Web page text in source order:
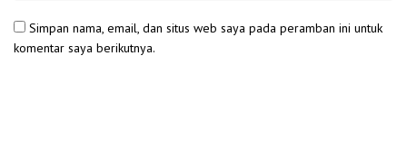
Simpan nama, email, dan situs web saya pada peramban ini untuk
komentar saya berikutnya.